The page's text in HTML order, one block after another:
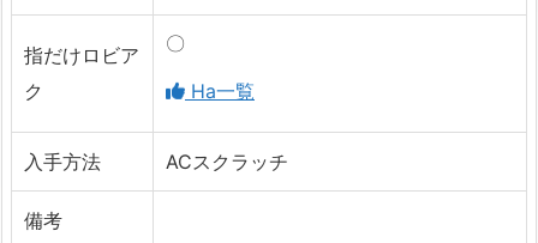
指だけロビア
ク
〇
Ha一覧
入手方法 ACスクラッチ
備考